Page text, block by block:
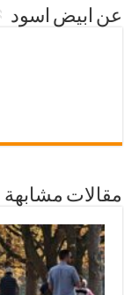
عن ابيض اسود
مقالات مشابهة